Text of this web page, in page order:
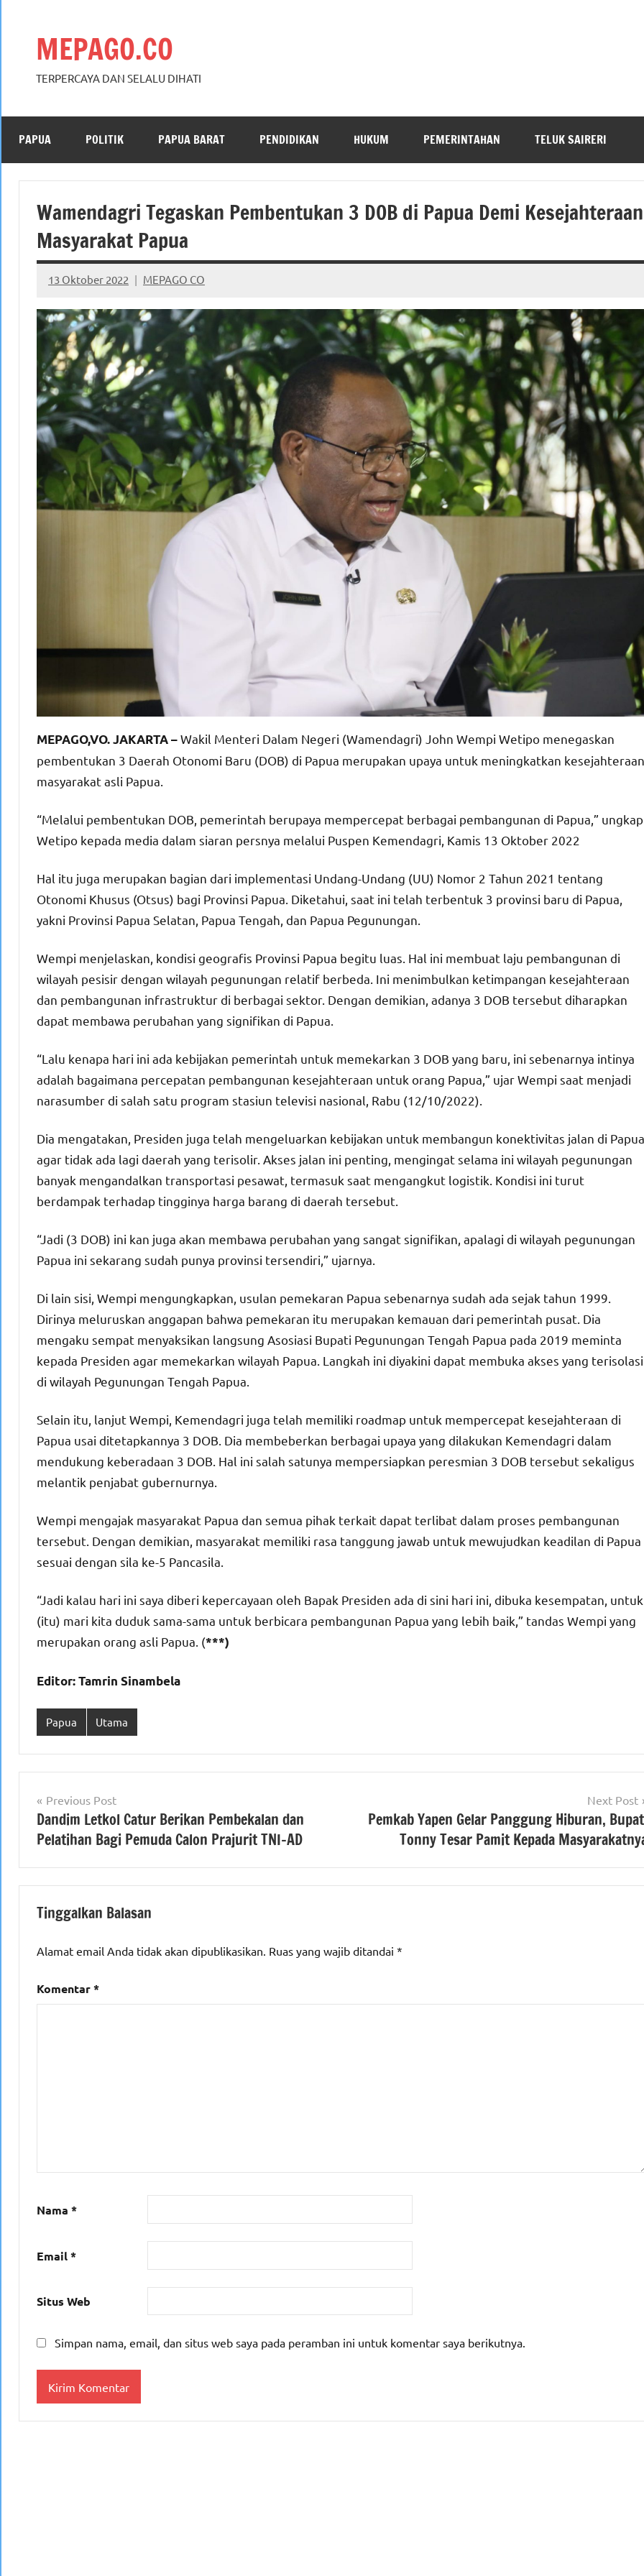
MEPAGO.CO
TERPERCAYA DAN SELALU DIHATI
PAPUA POLITIK PAPUA BARAT PENDIDIKAN HUKUM PEMERINTAHAN TELUK SAIRERI
Wamendagri Tegaskan Pembentukan 3 DOB di Papua Demi Kesejahteraan
Masyarakat Papua
13 Oktober 2022 MEPAGO CO
No
comments
MEPAGO,VO. JAKARTA –Wakil Menteri Dalam Negeri (Wamendagri) John Wempi Wetipo menegaskan
pembentukan 3 Daerah Otonomi Baru (DOB) di Papua merupakan upaya untuk meningkatkan kesejahteraan
masyarakat asli Papua.
“Melalui pembentukan DOB, pemerintah berupaya mempercepat berbagai pembangunan di Papua,” ungkap
Wetipo kepada media dalam siaran persnya melalui Puspen Kemendagri, Kamis 13 Oktober 2022
Hal itu juga merupakan bagian dari implementasi Undang-Undang (UU) Nomor 2 Tahun 2021 tentang
Otonomi Khusus (Otsus) bagi Provinsi Papua. Diketahui, saat ini telah terbentuk 3 provinsi baru di Papua,
yakni Provinsi Papua Selatan, Papua Tengah, dan Papua Pegunungan.
Wempi menjelaskan, kondisi geografis Provinsi Papua begitu luas. Hal ini membuat laju pembangunan di
wilayah pesisir dengan wilayah pegunungan relatif berbeda. Ini menimbulkan ketimpangan kesejahteraan
dan pembangunan infrastruktur di berbagai sektor. Dengan demikian, adanya 3 DOB tersebut diharapkan
dapat membawa perubahan yang signifikan di Papua.
“Lalu kenapa hari ini ada kebijakan pemerintah untuk memekarkan 3 DOB yang baru, ini sebenarnya intinya
adalah bagaimana percepatan pembangunan kesejahteraan untuk orang Papua,” ujar Wempi saat menjadi
narasumber di salah satu program stasiun televisi nasional, Rabu (12/10/2022).
Dia mengatakan, Presiden juga telah mengeluarkan kebijakan untuk membangun konektivitas jalan di Papua
agar tidak ada lagi daerah yang terisolir. Akses jalan ini penting, mengingat selama ini wilayah pegunungan
banyak mengandalkan transportasi pesawat, termasuk saat mengangkut logistik. Kondisi ini turut
berdampak terhadap tingginya harga barang di daerah tersebut.
“Jadi (3 DOB) ini kan juga akan membawa perubahan yang sangat signifikan, apalagi di wilayah pegunungan
Papua ini sekarang sudah punya provinsi tersendiri,” ujarnya.
Di lain sisi, Wempi mengungkapkan, usulan pemekaran Papua sebenarnya sudah ada sejak tahun 1999.
Dirinya meluruskan anggapan bahwa pemekaran itu merupakan kemauan dari pemerintah pusat. Dia
mengaku sempat menyaksikan langsung Asosiasi Bupati Pegunungan Tengah Papua pada 2019 meminta
kepada Presiden agar memekarkan wilayah Papua. Langkah ini diyakini dapat membuka akses yang terisolasi
di wilayah Pegunungan Tengah Papua.
Selain itu, lanjut Wempi, Kemendagri juga telah memiliki roadmap untuk mempercepat kesejahteraan di
Papua usai ditetapkannya 3 DOB. Dia membeberkan berbagai upaya yang dilakukan Kemendagri dalam
mendukung keberadaan 3 DOB. Hal ini salah satunya mempersiapkan peresmian 3 DOB tersebut sekaligus
melantik penjabat gubernurnya.
Wempi mengajak masyarakat Papua dan semua pihak terkait dapat terlibat dalam proses pembangunan
tersebut. Dengan demikian, masyarakat memiliki rasa tanggung jawab untuk mewujudkan keadilan di Papua
sesuai dengan sila ke-5 Pancasila.
“Jadi kalau hari ini saya diberi kepercayaan oleh Bapak Presiden ada di sini hari ini, dibuka kesempatan, untuk
(itu) mari kita duduk sama-sama untuk berbicara pembangunan Papua yang lebih baik,” tandas Wempi yang
merupakan orang asli Papua. (***)
Editor: Tamrin Sinambela
Papua Utama
Navigasi
pos
Previous Post
Dandim Letkol Catur Berikan Pembekalan dan
Pelatihan Bagi Pemuda Calon Prajurit TNI-AD
Next Post
Pemkab Yapen Gelar Panggung Hiburan,
Tonny Tesar Pamit Kepada
Tinggalkan Balasan
Alamat email Anda tidak akan dipublikasikan. Ruas yang wajib ditandai *
Komentar*
Nama *
Email*
Situs Web
Simpan nama, email, dan situs web saya pada peramban ini untuk komentar saya berikutnya.